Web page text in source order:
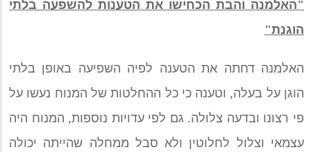
"האלמנה והבת הכחישו את הטענות להשפעה בלתי
הוגנת"
האלמנה דחתה את הטענה לפיה השפיעה באופן בלתי
הוגן על בעלה, וטענה כי כל ההחלטות של המנוח נעשו על
פי רצונו ובדעה צלולה. גם לפי עדויות נוספות, המנוח היה
עצמאי וצלול לחלוטין ולא סבל ממחלה שהייתה יכולה